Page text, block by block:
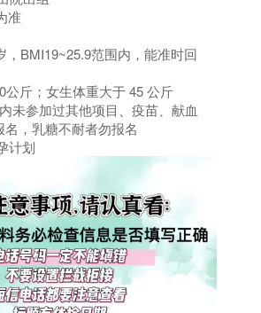
准
，BMI19~25.9范围内，能准时回
公斤；女生体重大于 45 公斤
未参加过其他项目、疫苗、献血
，乳糖不耐者勿报名
计划